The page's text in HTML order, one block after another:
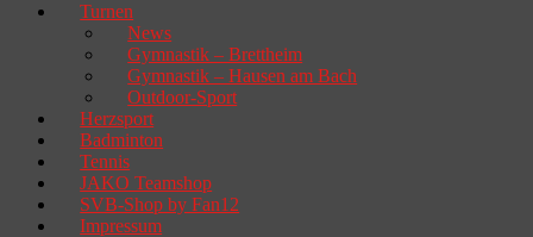
Turnen
News
Gymnastik – Brettheim
Gymnastik – Hausen am Bach
Outdoor-Sport
Herzsport
Badminton
Tennis
JAKO Teamshop
SVB-Shop by Fan12
Impressum